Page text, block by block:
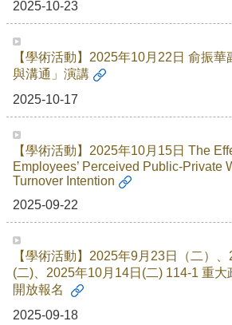
2025-10-23
【學術活動】2025年10月22日 俞振華
與溝通」演講
2025-10-17
【學術活動】2025年10月15日 The
Employees’ Perceived Public-Private
Turnover Intention
2025-09-22
【學術活動】2025年9月23日（二）
(二)、2025年10月14日(二) 114-1 重
開放報名
2025-09-18